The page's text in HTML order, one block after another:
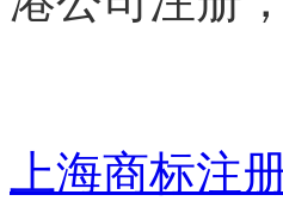
上海商标注